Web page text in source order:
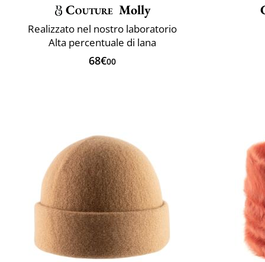
Couture Molly
Realizzato nel nostro laboratorio
Alta percentuale di lana
68€00